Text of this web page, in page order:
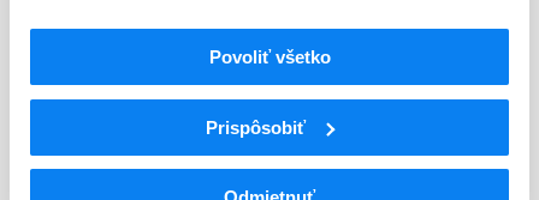
Povoliť všetko
Prispôsobiť
N
Centrálna nervová sústava